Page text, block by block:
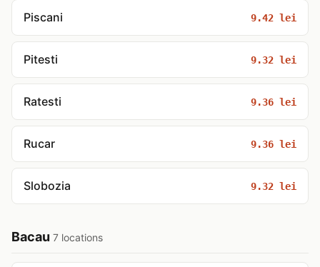
Piscani 9.42 lei
Pitesti 9.32 lei
Ratesti 9.36 lei
Rucar 9.36 lei
Slobozia 9.32 lei
Bacau 7 locations